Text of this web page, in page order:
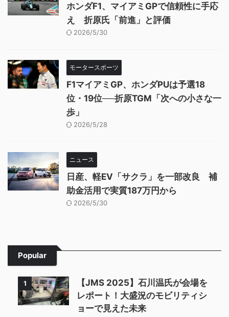
ホンダF1、マイアミGPで信頼性に手応
え 折原氏「前進」と評価
2026/5/30
モータースポーツ
F1マイアミGP、ホンダPUは予選18
位・19位──折原TGM「次への小さな一
歩」
2026/5/28
ニュース
日産、軽EV「サクラ」を一部改良 補
助金活用で実質187万円から
2026/5/30
Popular
1
【JMS 2025】石川温氏が会場を
レポート！大盛況のモビリティシ
ョーで見えた未来